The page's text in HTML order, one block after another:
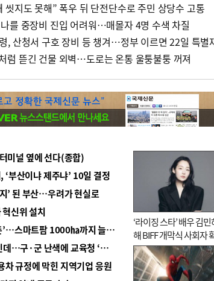
씻지도 못해” 폭우 뒤 단전단수로 주민 상당수 고통
를 중장비 진입 어려워…매몰자 4명 수색 차질
, 산청서 구호 장비 등 챙겨…정부 이르면 22일 특별
럼 뜯긴 건물 외벽…도로는 온통 울퉁불퉁 꺼져
미널 옆에 선다(종합)
부산이냐 제주냐’ 10일 결정
’ 된 부산…우려가 현실로
신위 설치
■ 경남 농정 비전 ‘잘 사는 농촌’…스마트팜 1000㏊까지 늘린다
■ 교육혁신선도지 공모 코앞인데…구·군 난색에 교육청 ‘쩔쩔’
규정에 막힌 지역기업 응원
‘라이징 스타’ 배우 김민
해 BIFF 개막식 사회자